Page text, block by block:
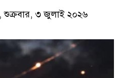
৩ জুলাই ২০২৬